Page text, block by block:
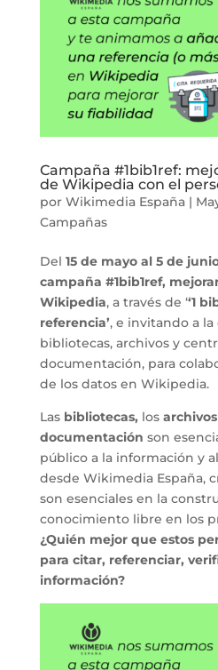
Campaña #1bib1ref:
de Wikipedia con el
por Wikimedia España|
Campañas
Del 15 de mayo al 5 de
campaña #1bib1ref,
Wikipedia, a través de ‘‘1
referencia’, e invitando a
bibliotecas, archivos y
documentación, para
de los datos en Wikipedia.
Las bibliotecas, los archivos
documentación son
público a la información y
desde Wikimedia España,
son esenciales en la
conocimiento libre en los
¿Quién mejor que estos
para citar, referenciar,
información?